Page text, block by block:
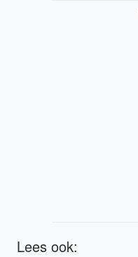
Lees ook: